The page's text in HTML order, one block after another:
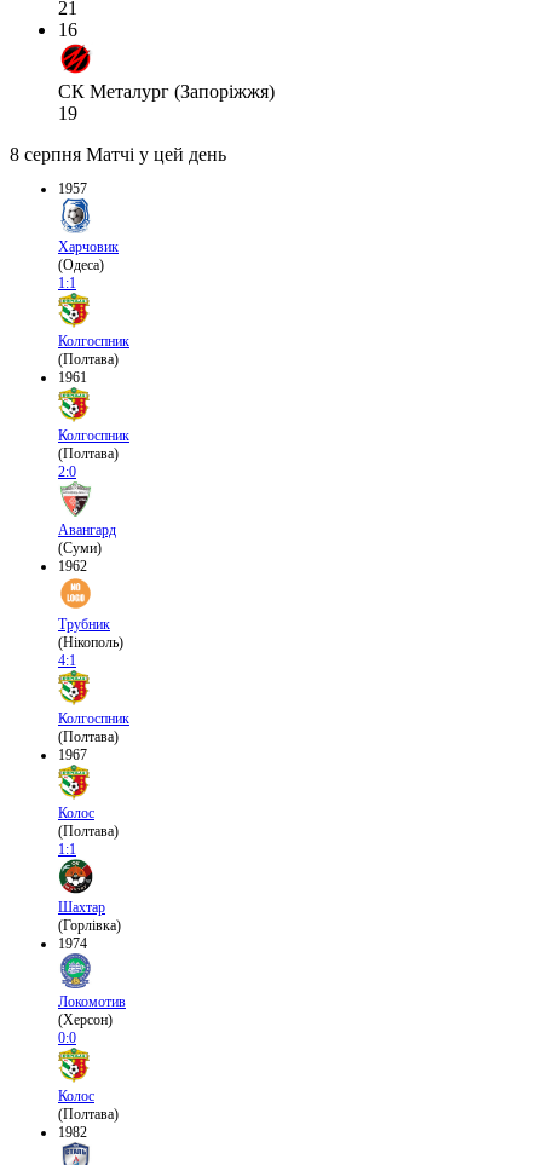
21
16
СК Металург (Запоріжжя)
19
8 серпня Матчі у цей день
1957
Харчовик
(Одеса)
1:1
Колгоспник
(Полтава)
1961
Колгоспник
(Полтава)
2:0
Авангард
(Суми)
1962
Трубник
(Нікополь)
4:1
Колгоспник
(Полтава)
1967
Колос
(Полтава)
1:1
Шахтар
(Горлівка)
1974
Локомотив
(Херсон)
0:0
Колос
(Полтава)
1982